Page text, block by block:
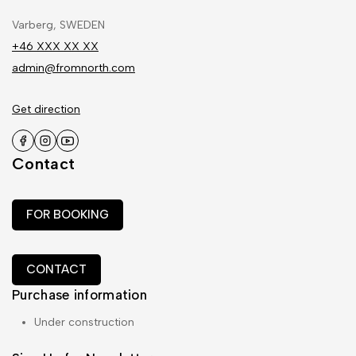
Varberg, SWEDEN
+46 XXX XX XX
admin@fromnorth.com
Get direction
Contact
FOR BOOKING
CONTACT
Purchase information
Under construction